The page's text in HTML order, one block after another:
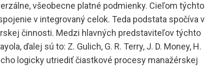
všeobecne platné podmienky. Cieľom týchto
v integrovaný celok. Teda podstata spočíva v
činnosti. Medzi hlavných predstaviteľov týchto
ďalej sú to: Z. Gulich, G. R. Terry, J. D. Money, H.
logicky utriediť čiastkové procesy manažérskej